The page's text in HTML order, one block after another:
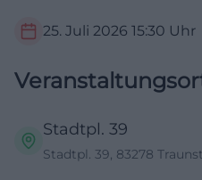
25. Juli 2026 15:30 Uhr
Stadtpl. 39
Stadtpl. 39, 83278